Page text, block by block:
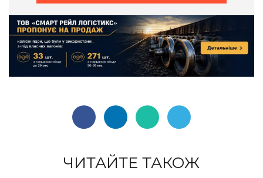
ЧИТАЙТЕ ТАКОЖ